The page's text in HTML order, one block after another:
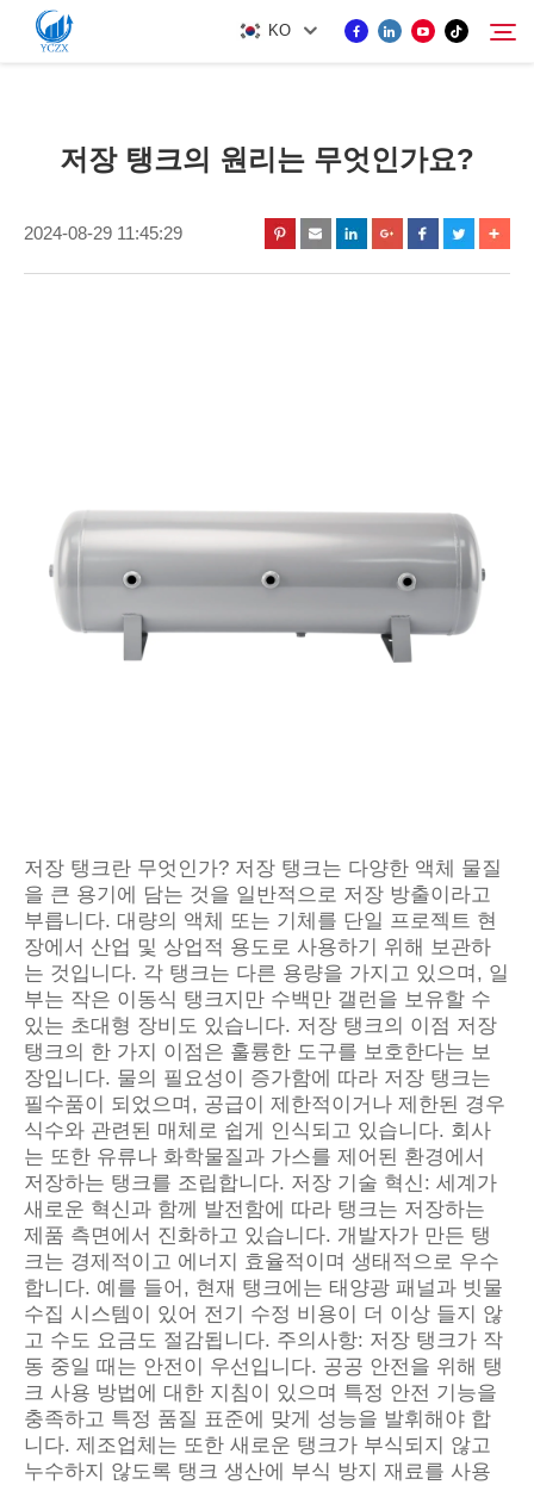
KO
검색
저장 탱크의 원리는 무엇인가요?
2024-08-29 11:45:29
저장 탱크란 무엇인가? 저장 탱크는 다양한 액체 물질
을 큰 용기에 담는 것을 일반적으로 저장 방출이라고
부릅니다. 대량의 액체 또는 기체를 단일 프로젝트 현
장에서 산업 및 상업적 용도로 사용하기 위해 보관하
는 것입니다. 각 탱크는 다른 용량을 가지고 있으며, 일
부는 작은 이동식 탱크지만 수백만 갤런을 보유할 수
있는 초대형 장비도 있습니다. 저장 탱크의 이점 저장
탱크의 한 가지 이점은 훌륭한 도구를 보호한다는 보
장입니다. 물의 필요성이 증가함에 따라 저장 탱크는
필수품이 되었으며, 공급이 제한적이거나 제한된 경우
식수와 관련된 매체로 쉽게 인식되고 있습니다. 회사
는 또한 유류나 화학물질과 가스를 제어된 환경에서
저장하는 탱크를 조립합니다. 저장 기술 혁신: 세계가
새로운 혁신과 함께 발전함에 따라 탱크는 저장하는
제품 측면에서 진화하고 있습니다. 개발자가 만든 탱
크는 경제적이고 에너지 효율적이며 생태적으로 우수
합니다. 예를 들어, 현재 탱크에는 태양광 패널과 빗물
수집 시스템이 있어 전기 수정 비용이 더 이상 들지 않
고 수도 요금도 절감됩니다. 주의사항: 저장 탱크가 작
동 중일 때는 안전이 우선입니다. 공공 안전을 위해 탱
크 사용 방법에 대한 지침이 있으며 특정 안전 기능을
충족하고 특정 품질 표준에 맞게 성능을 발휘해야 합
니다. 제조업체는 또한 새로운 탱크가 부식되지 않고
누수하지 않도록 탱크 생산에 부식 방지 재료를 사용